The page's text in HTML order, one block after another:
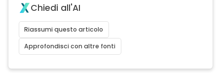
Chiedi all'AI
Riassumi questo articolo
Approfondisci con altre fonti